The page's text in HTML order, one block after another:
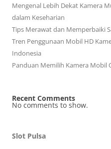
Mengenal Lebih Dekat Kamera
dalam Keseharian
Tips Merawat dan Memperbaiki
Tren Penggunaan Mobil HD
Indonesia
Panduan Memilih Kamera Mobil
Recent Comments
No comments to show.
Slot Pulsa